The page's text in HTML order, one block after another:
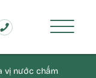
vị nước chấm